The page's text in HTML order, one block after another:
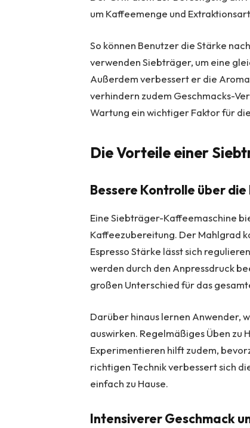
um Kaffeemenge und
So können Benutzer die Stärke
verwenden Siebträger, um eine
Außerdem verbessert er die
verhindern zudem Geschmacks-
Wartung ein wichtiger Faktor für
Die Vorteile einer
Bessere Kontrolle über
Eine Siebträger-Kaffeemaschine
Kaffeezubereitung. Der Mahlgrad
Espresso Stärke lässt sich
werden durch den Anpressdruck
großen Unterschied für das
Darüber hinaus lernen Anwender,
auswirken. Regelmäßiges Üben zu
Experimentieren hilft zudem,
richtigen Technik verbessert sich
einfach zu Hause.
Intensiverer Geschmack